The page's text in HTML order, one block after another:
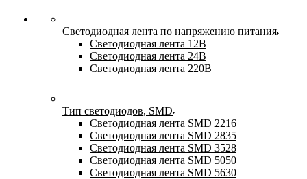
Светодиодная лента по напряжению питания
Светодиодная лента 12В
Светодиодная лента 24В
Светодиодная лента 220В
Тип светодиодов, SMD
Cветодиодная лента SMD 2216
Светодиодная лента SMD 2835
Светодиодная лента SMD 3528
Светодиодная лента SMD 5050
Светодиодная лента SMD 5630